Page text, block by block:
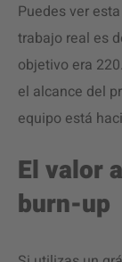
Puedes ver
trabajo real es
objetivo era
el alcance del
equipo está
El valor
burn-up